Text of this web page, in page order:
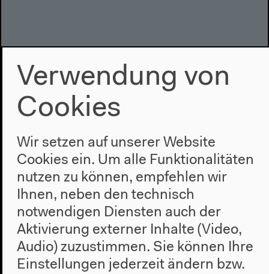
Audio – 0:37:59
Karin Knorr-Cetina: Algorithms as
Market Players (Englisch)
Im Rahmen von „Wörterbuch der Gegenwart #9 –
MARKT“ Englische Originalversion Vortrag,
12.12.2017
Verwendung von
Cookies
Wir setzen auf unserer Website
Cookies ein. Um alle Funktionalitäten
nutzen zu können, empfehlen wir
Ihnen, neben den technisch
notwendigen Diensten auch der
Aktivierung externer Inhalte (Video,
Audio) zuzustimmen. Sie können Ihre
Einstellungen jederzeit ändern bzw.